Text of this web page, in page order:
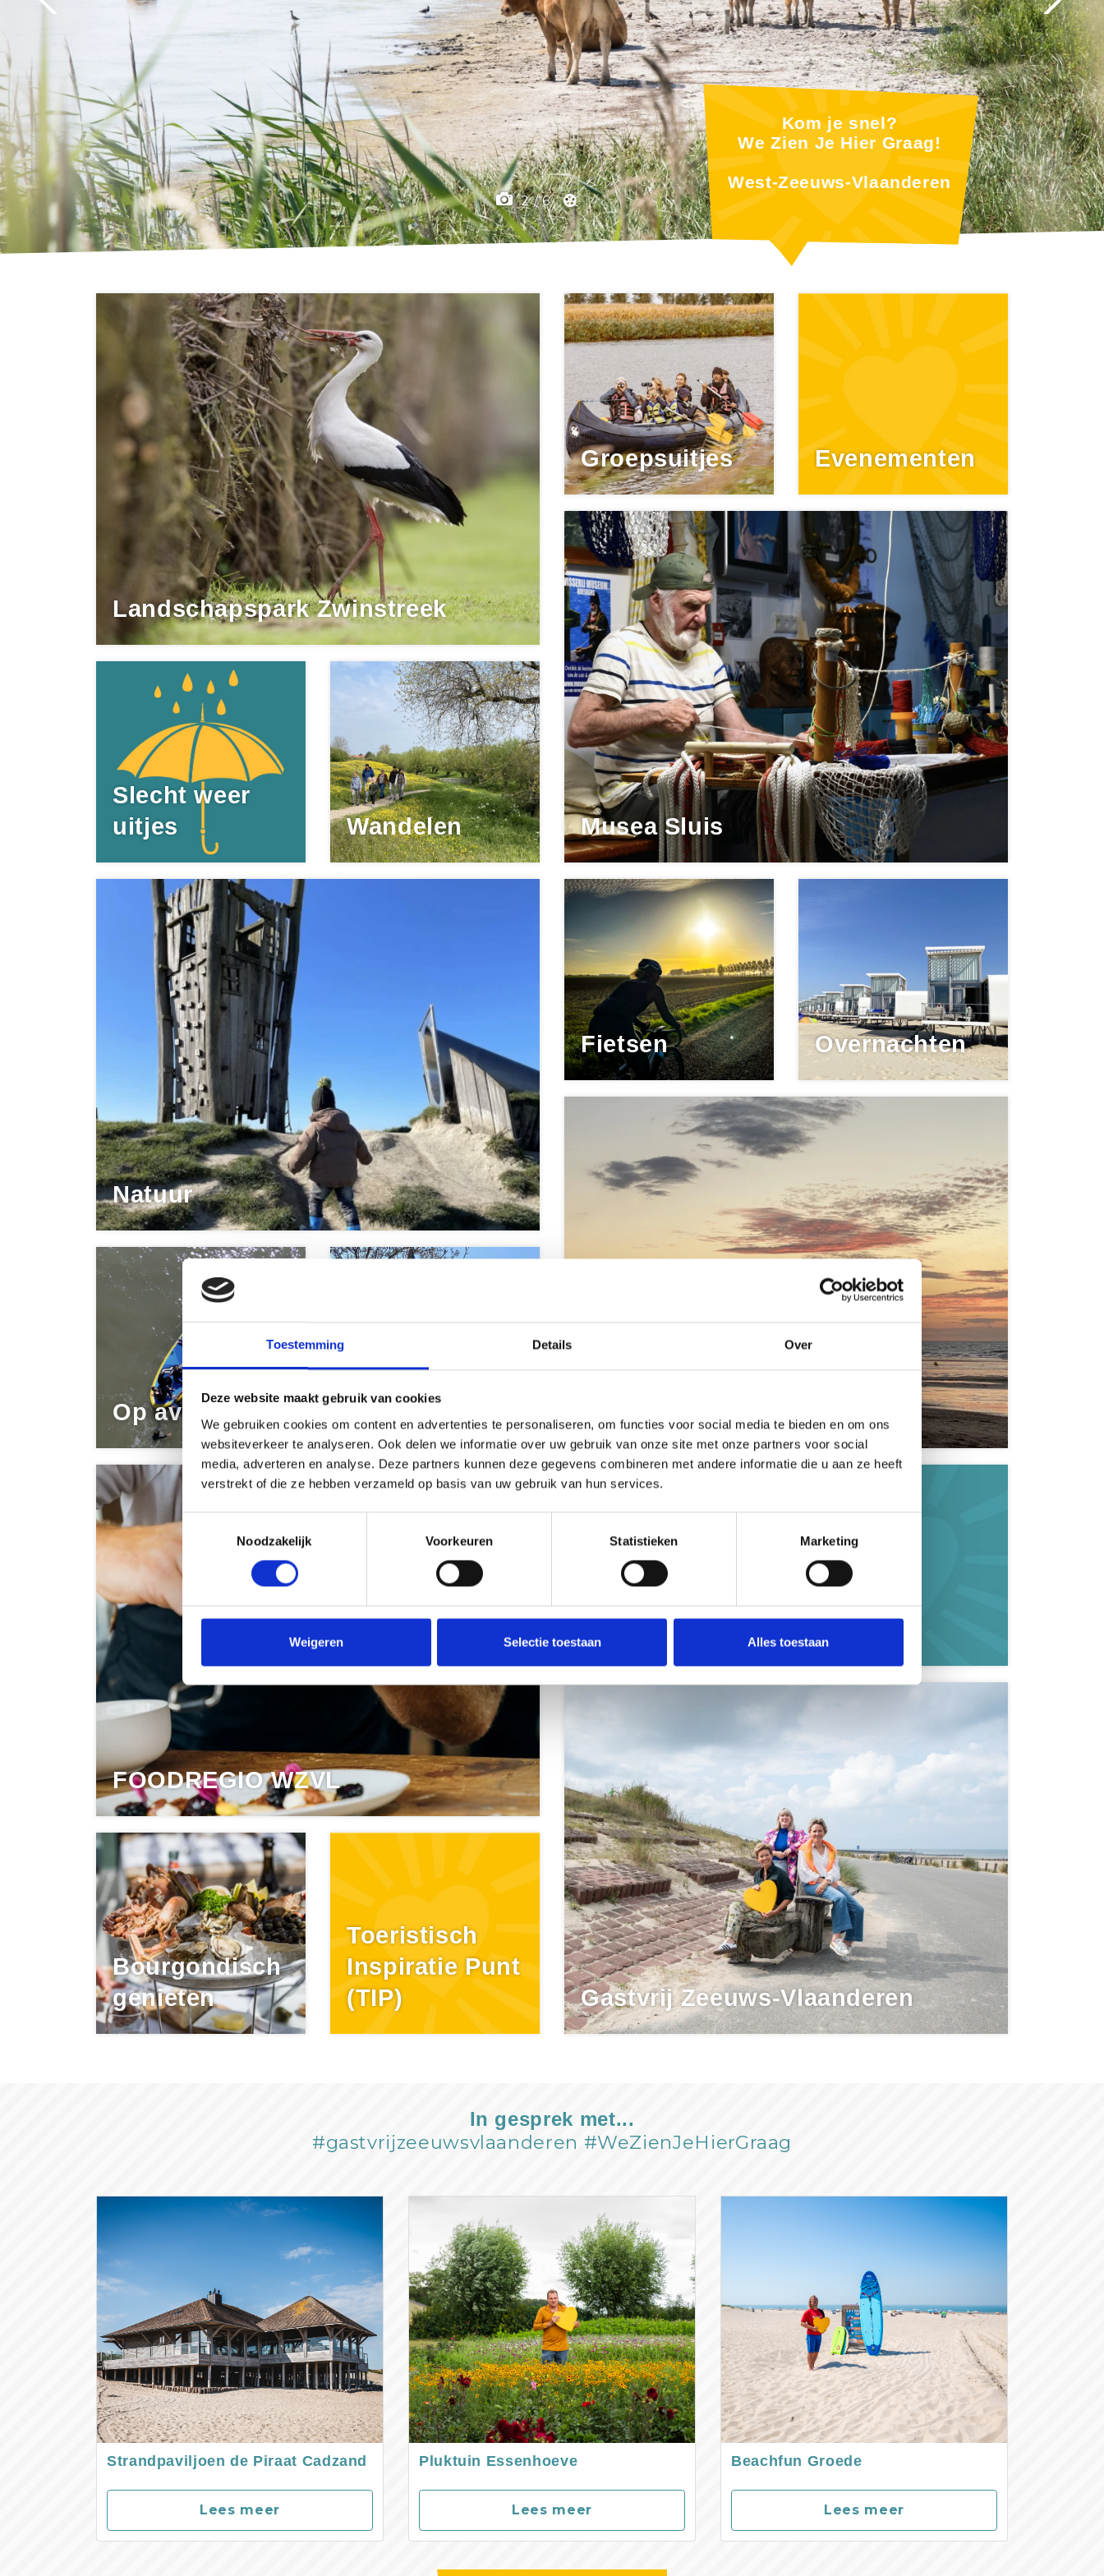
Toestemming Details Over
Deze website maakt gebruik van cookies
We gebruiken cookies om content en advertenties te personaliseren, om functies voor social media te bieden en om ons
websiteverkeer te analyseren. Ook delen we informatie over uw gebruik van onze site met onze partners voor social
media, adverteren en analyse. Deze partners kunnen deze gegevens combineren met andere informatie die u aan ze heeft
verstrekt of die ze hebben verzameld op basis van uw gebruik van hun services.
Toestemmingsselectie
Noodzakelijk
Voorkeuren Statistieken Marketing
Weigeren Selectie toestaan Alles toestaan
F 2/6 1/1
Kom je snel?
We Zien Je Hier Graag!
West-Zeeuws-Vlaanderen
Landschapspark Zwinstreek
Slecht weer
uitjes
Wandelen
Groepsuitjes Evenementen
Musea Sluis
Natuur
Op avontuur
Stadjes
Fietsen Overnachten
FOODREGIO WZVL
Bourgondisch
genieten
Toeristisch
Inspiratie Punt
(TIP)
Bereikbaar Zeeland
Gastvrij Zeeuws-Vlaanderen
In gesprek met...
#gastvrijzeeuwsvlaanderen #WeZienJeHierGraag
Strandpaviljoen de Piraat Cadzand
Lees meer
Pluktuin Essenhoeve
Lees meer
Beachfun Groede
Lees meer